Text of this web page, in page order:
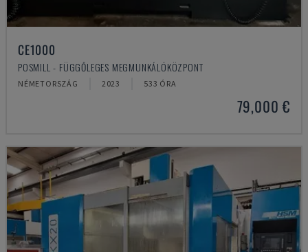
CE1000
POSMILL - FÜGGŐLEGES MEGMUNKÁLÓKÖZPONT
NÉMETORSZÁG 2023 533 ÓRA
79,000 €